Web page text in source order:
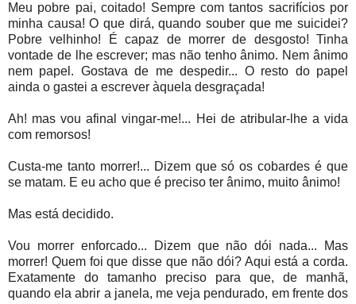
Meu pobre pai, coitado! Sempre com tantos sacrifícios por
minha causa! O que dirá, quando souber que me suicidei?
Pobre velhinho! É capaz de morrer de desgosto! Tinha
vontade de lhe escrever; mas não tenho ânimo. Nem ânimo
nem papel. Gostava de me despedir... O resto do papel
ainda o gastei a escrever àquela desgraçada!
Ah! mas vou afinal vingar-me!... Hei de atribular-lhe a vida
com remorsos!
Custa-me tanto morrer!... Dizem que só os cobardes é que
se matam. E eu acho que é preciso ter ânimo, muito ânimo!
Mas está decidido.
Vou morrer enforcado... Dizem que não dói nada... Mas
morrer! Quem foi que disse que não dói? Aqui está a corda.
Exatamente do tamanho preciso para que, de manhã,
quando ela abrir a janela, me veja pendurado, em frente dos